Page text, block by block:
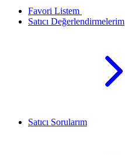
Favori Listem
Satıcı Değerlendirmelerim
Satıcı Sorularım